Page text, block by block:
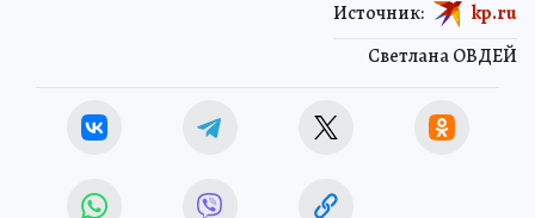
Светлана ОВДЕЙ
Источник: kp.ru